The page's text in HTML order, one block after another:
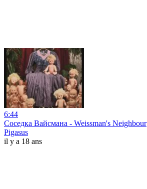
6:44
Соседка Вайсмана - Weissman's Neighbour
Pigasus
il y a 18 ans